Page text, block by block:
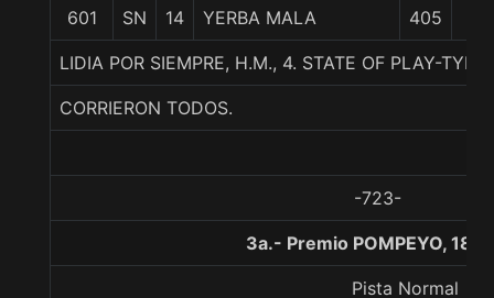
601 SN 14 YERBA MALA 405
LIDIA POR SIEMPRE, H.M., 4. STATE OF PLAY-
CORRIERON TODOS.
-723-
3a.- Premio POMPEYO,
Pista Normal